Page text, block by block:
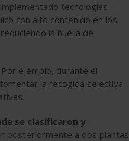
tecnologías
con alto contenido en los
la huella de
ejemplo, durante el
la recogida selectiva
se clasificaron y
posteriormente a dos plantas